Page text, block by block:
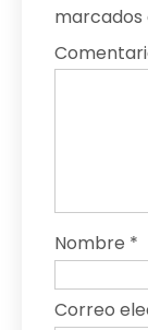
marcados
Nombre *
Correo